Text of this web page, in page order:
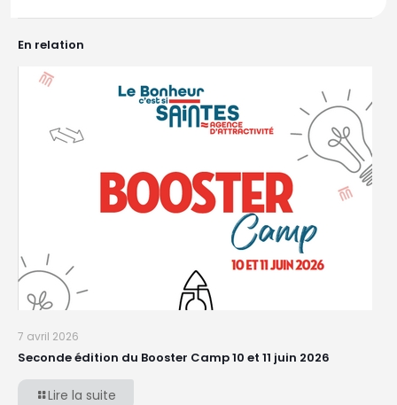
En relation
7 avril 2026
Seconde édition du Booster Camp 10 et 11 juin 2026
Lire la suite